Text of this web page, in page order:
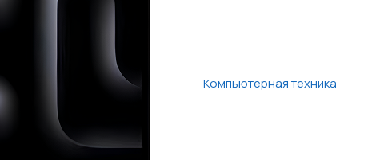
Компьютерная техника